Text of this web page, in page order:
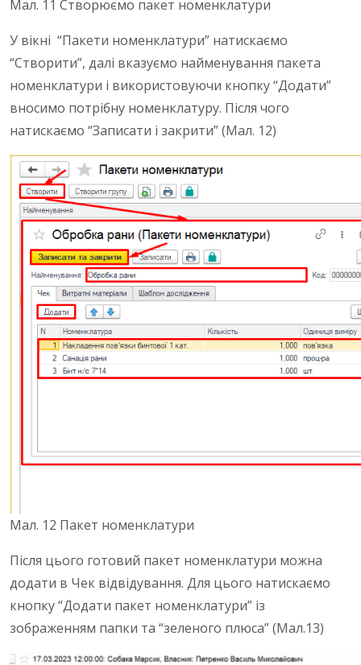
Мал. 11 Створюємо пакет номенклатури
У вікні “Пакети номенклатури” натискаємо
“Створити”, далі вказуємо найменування пакета
номенклатури і використовуючи кнопку “Додати”
вносимо потрібну номенклатуру. Після чого
натискаємо “Записати і закрити” (Мал. 12)
Мал. 12 Пакет номенклатури
Після цього готовий пакет номенклатури можна
додати в Чек відвідування. Для цього натискаємо
кнопку “Додати пакет номенклатури” із
зображенням папки та “зеленого плюса” (Мал.13)